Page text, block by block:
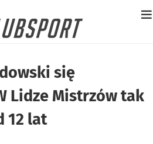
się
Lidze Mistrzów tak
12 lat